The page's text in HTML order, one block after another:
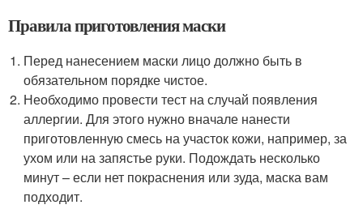
Правила приготовления маски
Перед нанесением маски лицо должно быть в
обязательном порядке чистое.
Необходимо провести тест на случай появления
аллергии. Для этого нужно вначале нанести
приготовленную смесь на участок кожи, например, за
ухом или на запястье руки. Подождать несколько
минут – если нет покраснения или зуда, маска вам
подходит.